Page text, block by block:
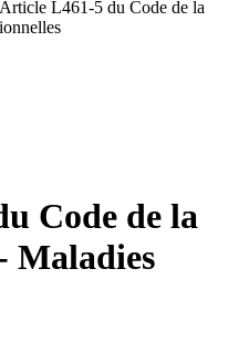
Article L461-5 du Code de la
Code de la
Maladies